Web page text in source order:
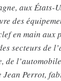
aux États-
des
en main aux
secteurs de
de
Jean Perrot,